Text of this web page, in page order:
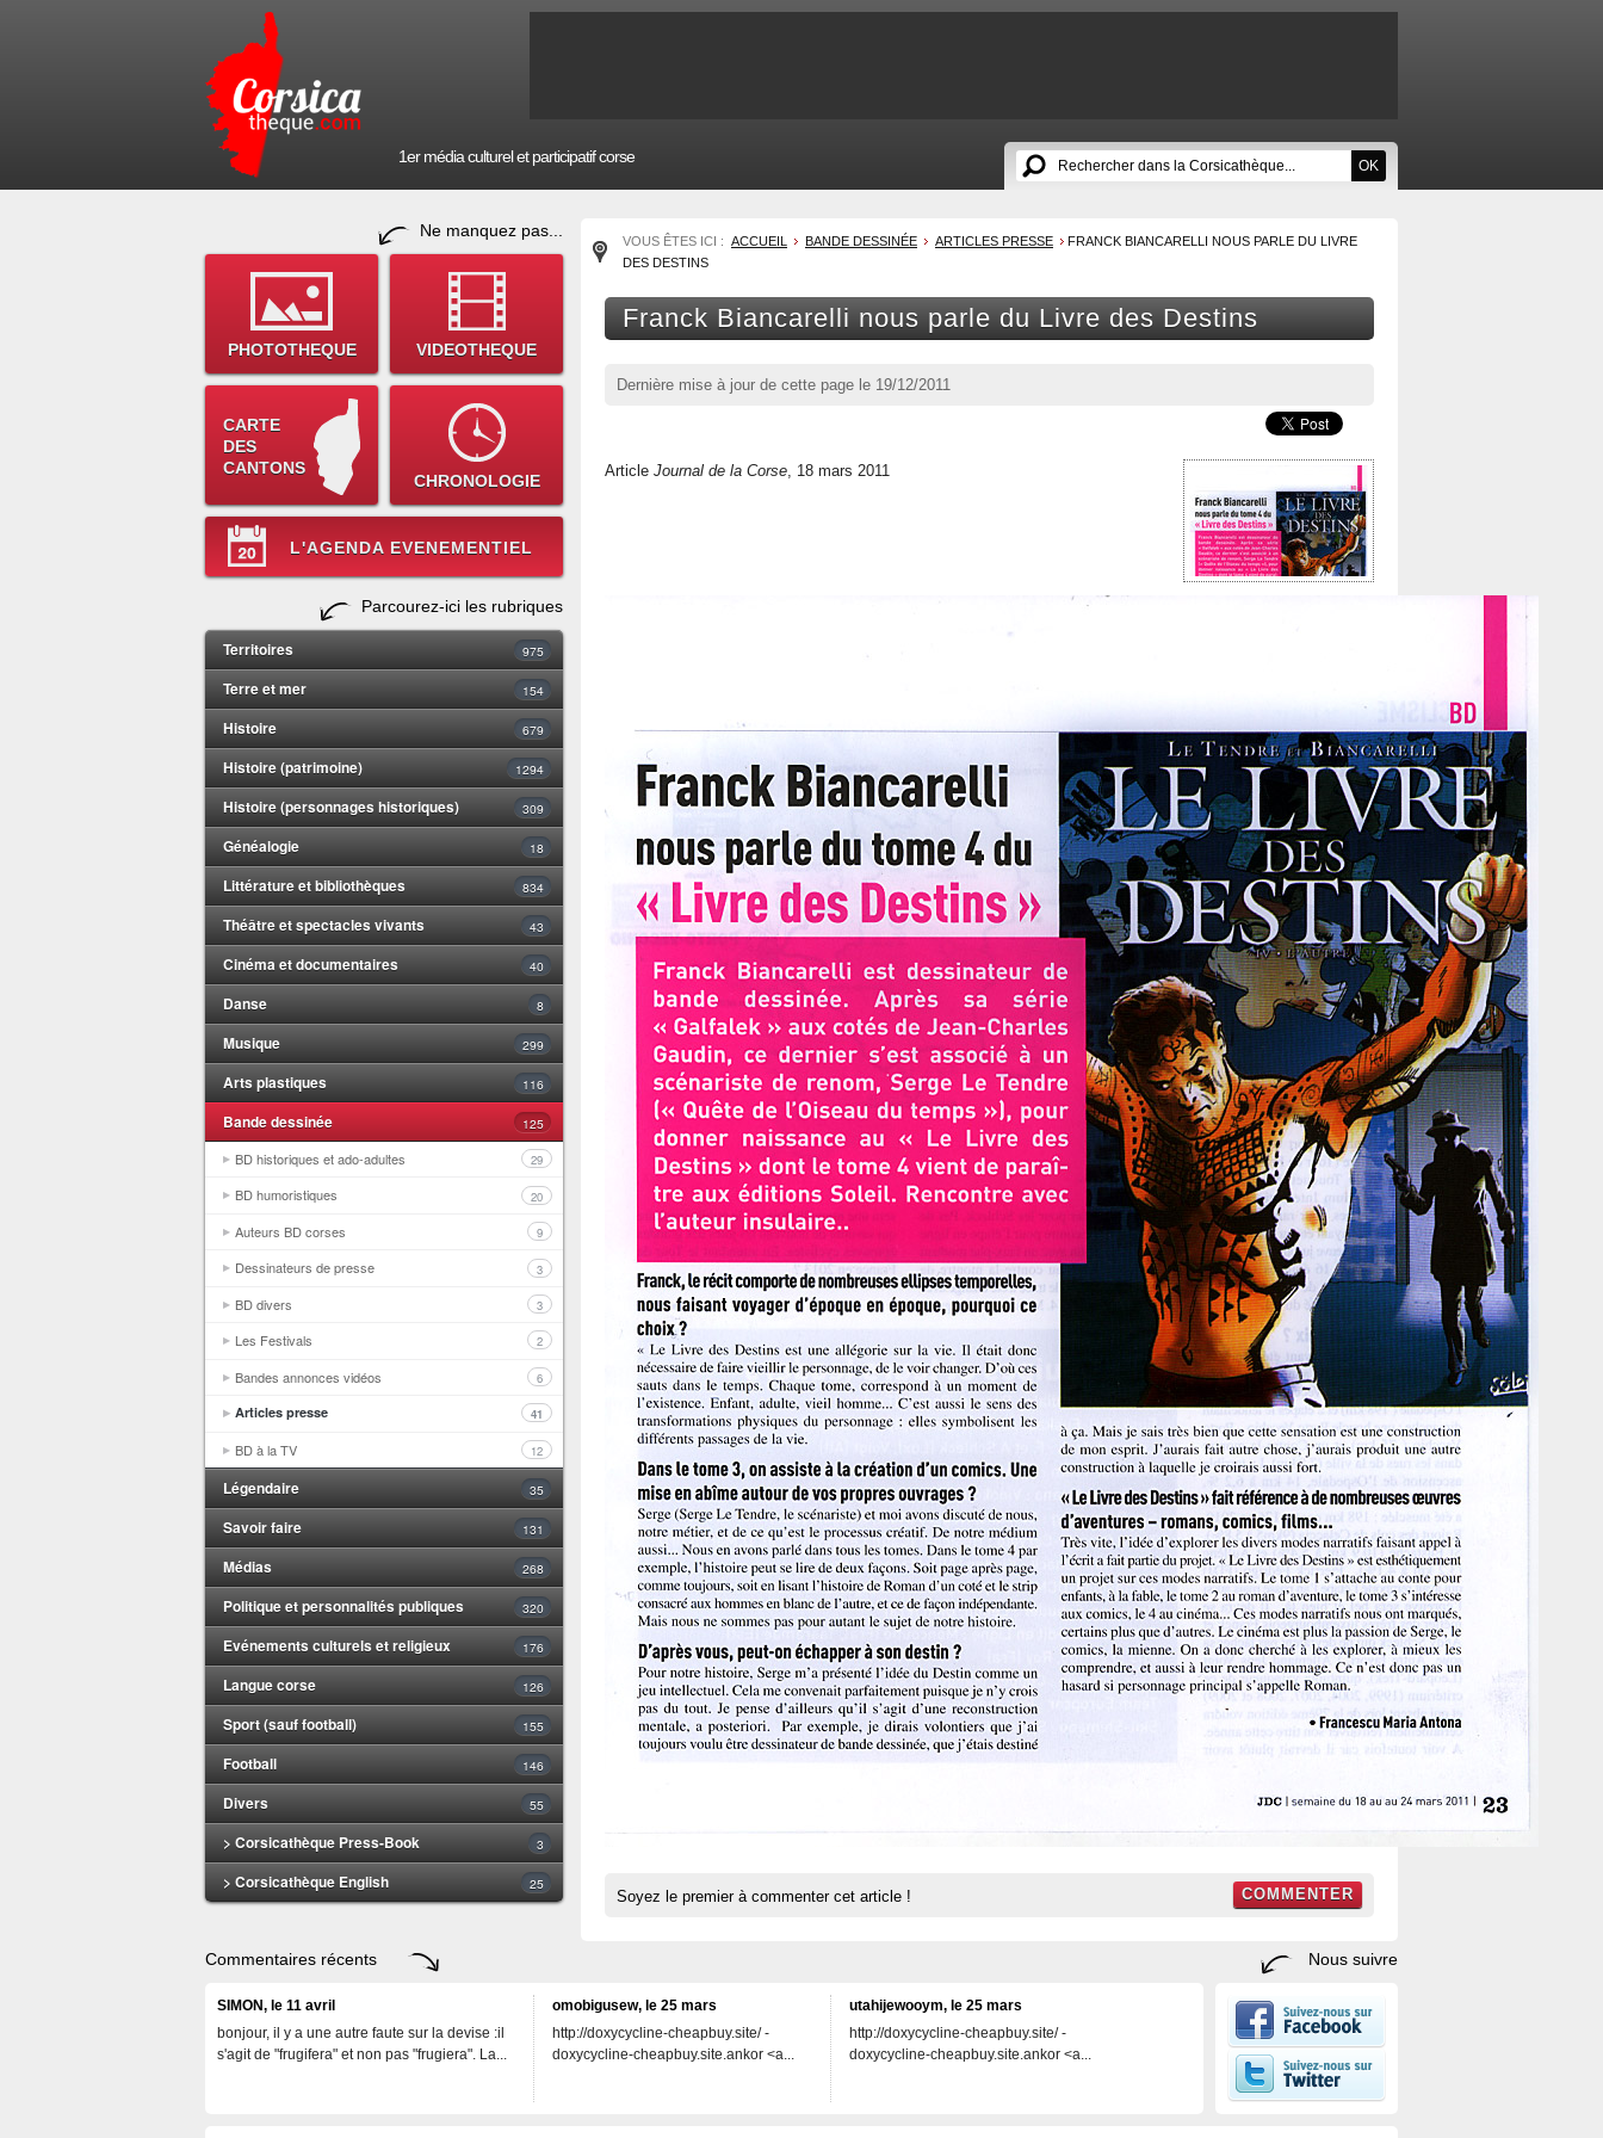
1er média culturel et participatif corse
Ne manquez pas...
PHOTOTHEQUE VIDEOTHEQUE
CARTE
DES
CANTONS
CHRONOLOGIE
L'AGENDA EVENEMENTIEL
Parcourez-ici les rubriques
Territoires 975
Terre et mer 154
Histoire 679
Histoire (patrimoine) 1294
Histoire (personnages historiques) 309
Généalogie 18
Littérature et bibliothèques 834
Théâtre et spectacles vivants 43
Cinéma et documentaires 40
Danse 8
Musique 299
Arts plastiques 116
Bande dessinée 125
BD historiques et ado-adultes 29
BD humoristiques 20
Auteurs BD corses 9
Dessinateurs de presse 3
BD divers 3
Les Festivals 2
Bandes annonces vidéos 6
Articles presse 41
BD à la TV 12
Légendaire 35
Savoir faire 131
Médias 268
Politique et personnalités publiques 320
Evénements culturels et religieux 176
Langue corse 126
Sport (sauf football) 155
Football 146
Divers 55
> Corsicathèque Press-Book 3
> Corsicathèque English 25
VOUS ÊTES ICI : ACCUEIL BANDE DESSINÉE ARTICLES PRESSE
FRANCK BIANCARELLI NOUS PARLE DU LIVRE
DES DESTINS
Franck Biancarelli nous parle du Livre des Destins
Dernière mise à jour de cette page le 19/12/2011
Article Journal de la Corse, 18 mars 2011
Soyez le premier à commenter cet article ! COMMENTER
Commentaires récents
SIMON, le 11 avril
bonjour, il y a une autre faute sur la devise :il
s'agit de "frugifera" et non pas "frugiera". La...
omobigusew, le 25 mars
http://doxycycline-cheapbuy.site/ -
doxycycline-cheapbuy.site.ankor <a...
utahijewooym, le 25 mars
http://doxycycline-cheapbuy.site/ -
doxycycline-cheapbuy.site.ankor <a...
Nous suivre